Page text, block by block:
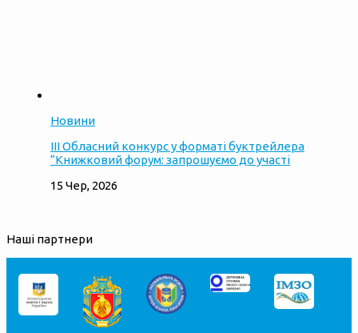
Новини
ІІІ Обласний конкурс у форматі буктрейлера
“Книжковий форум: запрошуємо до участі
15 Чер, 2026
Наші партнери